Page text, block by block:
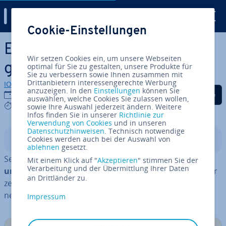
Zum Haupt­in­halt springen
Excel-Makros ak­ti­vie­ren: So
geht‘s
IONOS Redaktion
16.01.2024
4 mins
Auf Facebook teilen
Auf Twitter teilen
Auf LinkedIn
In­halts­ver­zeich­nis
Seit Version 5.0 lassen sich in Microsoft ExcelProzesse
und Aktionen in Excel per Makro au­to­ma­ti­sie­ren
. Wir
zeigen Ihnen, wie Sie dieses Feature in den ver­schie­de­
nen Versionen der Ta­bel­len­kal­ku­la­ti­on frei­schal­ten.
Cookie-Einstellungen
Wir setzen Cookies ein, um unsere Webseiten
optimal für Sie zu gestalten, unsere Produkte für
Sie zu verbessern sowie Ihnen zusammen mit
Drittanbietern interessengerechte Werbung
anzuzeigen. In den Einstellungen können Sie
auswählen, welche Cookies Sie zulassen wollen,
sowie Ihre Auswahl jederzeit ändern. Weitere
Infos finden Sie in unserer Richtlinie zur
Verwendung von Cookies und in unseren
Datenschutzhinweisen. Technisch notwendige
Cookies werden auch bei der Auswahl von
ablehnen gesetzt.
Mit einem Klick auf "Akzeptieren" stimmen Sie der
Verarbeitung und der Übermittlung Ihrer Daten
an Drittländer zu.
Impressum